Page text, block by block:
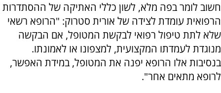
חשוב לומר בפה מלא, לשון כללי האתיקה של ההסתדרות
הרפואית עומדת לצידה של אורית סטרוק: "הרופא רשאי
שלא לתת טיפול רפואי לבקשת המטופל, אם הבקשה
מנוגדת לעמדתו המקצועית, למצפונו או לאמונתו.
בנסיבות אלו הרופא יפנה את המטופל, במידת האפשר,
לרופא מתאים אחר".